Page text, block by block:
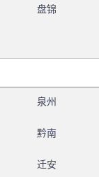
盘锦
泉州
黔南
迁安